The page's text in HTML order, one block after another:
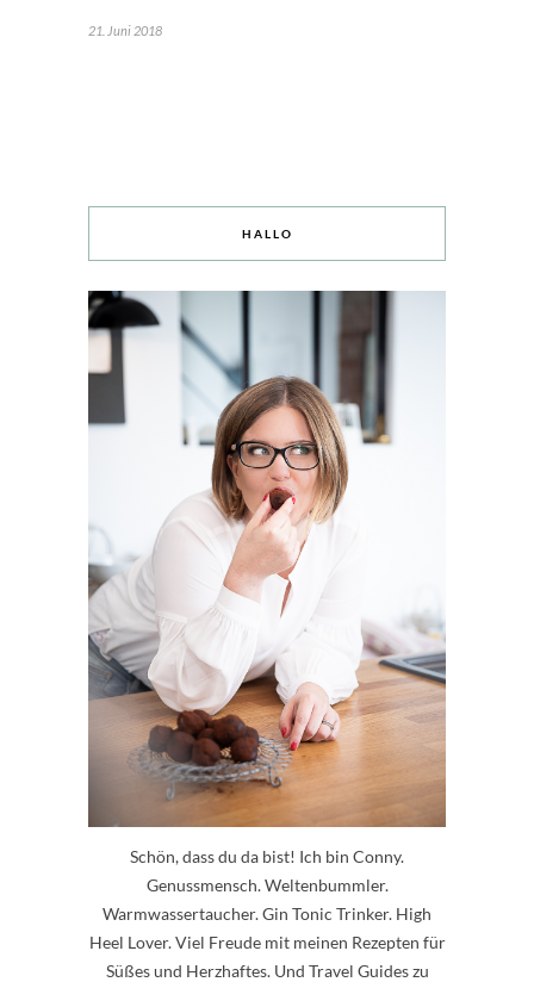
21. Juni 2018
HALLO
Schön, dass du da bist! Ich bin Conny.
Genussmensch. Weltenbummler.
Warmwassertaucher. Gin Tonic Trinker. High
Heel Lover. Viel Freude mit meinen Rezepten für
Süßes und Herzhaftes. Und Travel Guides zu